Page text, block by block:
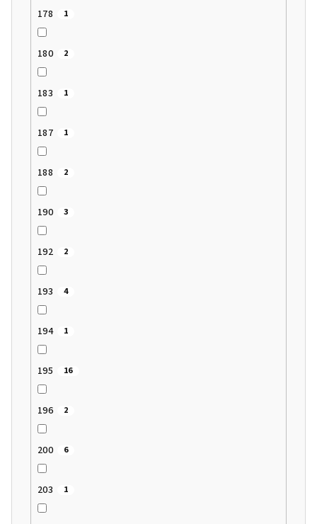
178 1
180 2
183 1
187 1
188 2
190 3
192 2
193 4
194 1
195 16
196 2
200 6
203 1